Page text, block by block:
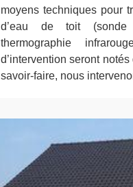
moyens techniques pour
d’eau de toit (sonde
thermographie
d’intervention seront
savoir-faire, nous